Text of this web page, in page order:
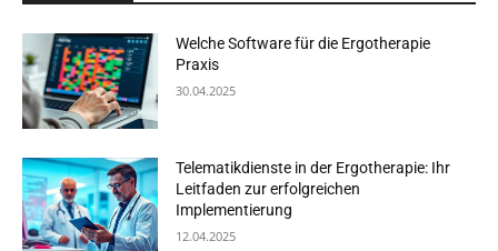
Welche Software für die Ergotherapie
Praxis
30.04.2025
Telematikdienste in der Ergotherapie: Ihr
Leitfaden zur erfolgreichen
Implementierung
12.04.2025